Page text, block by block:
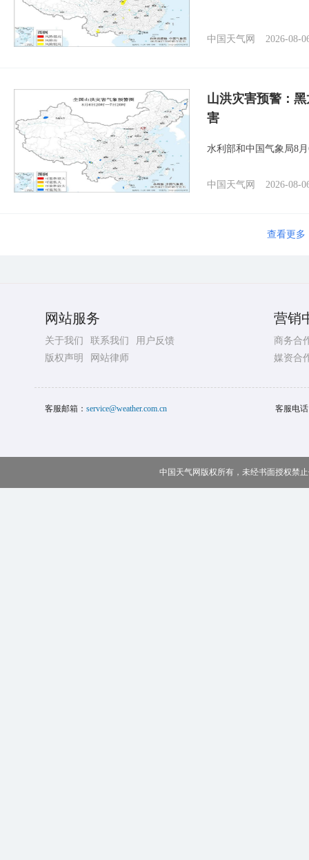
中国天气网 2026-08-
山洪灾害预警：
害
水利部和中国气象局8
中国天气网 2026-08-
查看更多
网站服务
关于我们 联系我们
用户反馈
版权声明
网站律师
营销
商务合
媒资合
客服邮箱： service@weather.com.cn 客服电
中国天气网版权所有，未经书面授权